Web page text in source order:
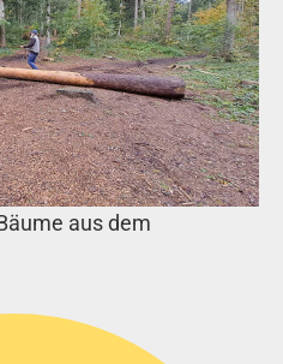
aus dem